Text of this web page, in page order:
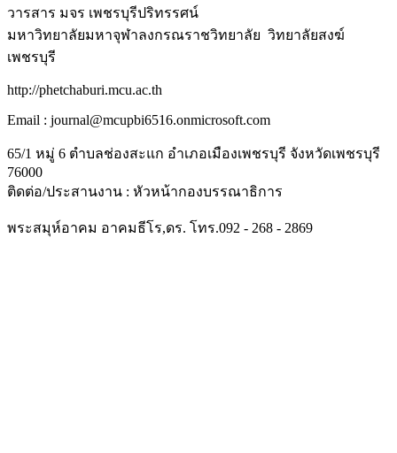
วารสาร มจร เพชรบุรีปริทรรศน์
มหาวิทยาลัยมหาจุฬาลงกรณราชวิทยาลัย วิทยาลัยสงฆ์
เพชรบุรี
http://phetchaburi.mcu.ac.th
Email : journal@mcupbi6516.onmicrosoft.com
65/1 หมู่ 6 ตำบลช่องสะแก อำเภอเมืองเพชรบุรี จังหวัดเพชรบุรี
76000
ติดต่อ/ประสานงาน : หัวหน้ากองบรรณาธิการ
พระสมุห์อาคม อาคมธีโร,ดร. โทร.092 - 268 - 2869